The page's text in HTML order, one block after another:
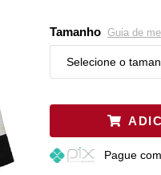
Tamanho Guia de
Selecione o
G Pague